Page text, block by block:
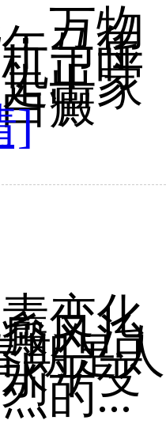
万物
马年
正呼
出家
癜
]
变化
风治
期是人
平变
的...